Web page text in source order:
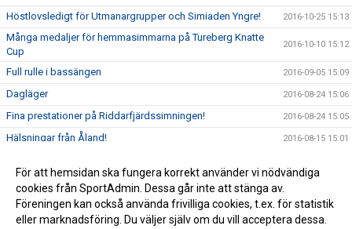
Höstlovsledigt för Utmanargrupper och Simiaden Yngre! 2016-10-25 15:13
Många medaljer för hemmasimmarna på Tureberg Knatte
Cup
2016-10-10 15:12
Full rulle i bassängen 2016-09-05 15:09
Dagläger 2016-08-24 15:06
Fina prestationer på Riddarfjärdssimningen! 2016-08-24 15:05
Hälsningar från Åland! 2016-08-15 15:01
vatten!
2016-08-15 14:48
2016-03-29 14:19
För att hemsidan ska fungera korrekt använder vi nödvändiga
cookies från SportAdmin. Dessa går inte att stänga av.
Föreningen kan också använda frivilliga cookies, t.ex. för statistik
eller marknadsföring. Du väljer själv om du vill acceptera dessa.